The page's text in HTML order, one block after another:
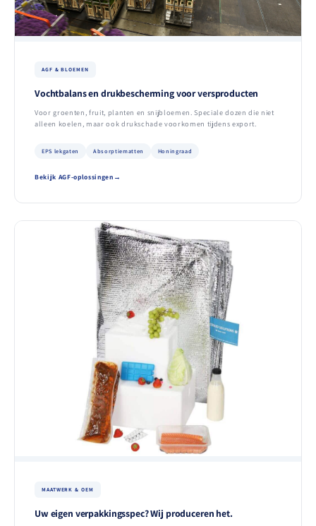
AGF & BLOEMEN
Vochtbalans en drukbescherming voor versproducten
Voor groenten, fruit, planten en snijbloemen. Speciale dozen die niet
alleen koelen, maar ook drukschade voorkomen tijdens export.
EPS lekgaten Absorptiematten Honingraad
Bekijk AGF-oplossingen
MAATWERK & OEM
Uw eigen verpakkingsspec? Wij produceren het.